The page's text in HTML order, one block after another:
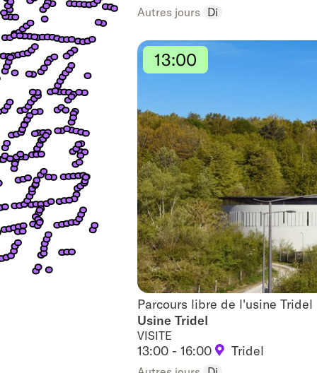
Autres jours Di
Parcours libre de l'usine Tridel
Parcours libre de l'usine Tridel
Usine Tridel
VISITE
13:00 - 16:00 Tridel
13:00